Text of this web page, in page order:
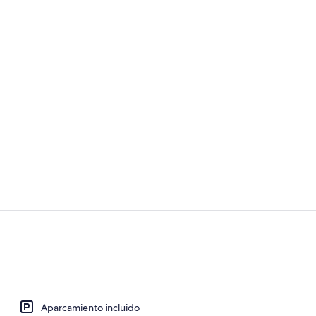
Suite
Aparcamiento incluido